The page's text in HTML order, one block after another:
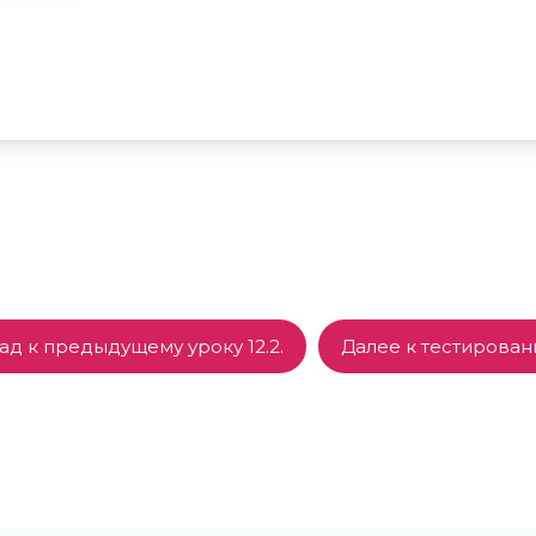
к предыдущему уроку 12.2. Далее к